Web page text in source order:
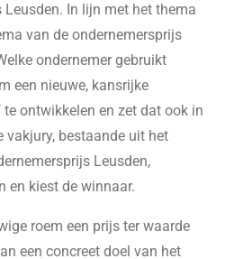
In lijn met het thema
van de ondernemersprijs
ondernemer gebruikt
een nieuwe, kansrijke
ontwikkelen en zet dat ook in
vakjury, bestaande uit het
Leusden,
en kiest de winnaar.
roem een prijs ter waarde
een concreet doel van het